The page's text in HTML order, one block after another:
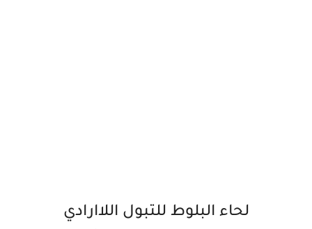
لحاء البلوط للتبول اللاارادي